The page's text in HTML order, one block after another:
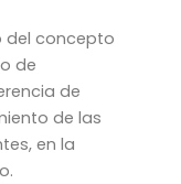
del concepto
de
de
de las
en la